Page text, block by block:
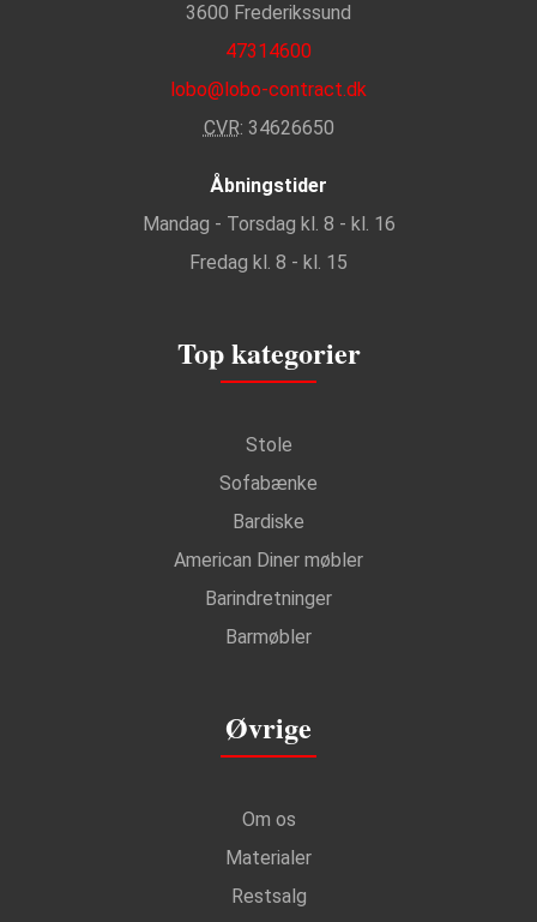
3600 Frederikssund
47314600
lobo@lobo-contract.dk
CVR: 34626650
Åbningstider
Mandag - Torsdag kl. 8 - kl. 16
Fredag kl. 8 - kl. 15
Top kategorier
Stole
Sofabænke
Bardiske
American Diner møbler
Barindretninger
Barmøbler
Øvrige
Om os
Materialer
Restsalg